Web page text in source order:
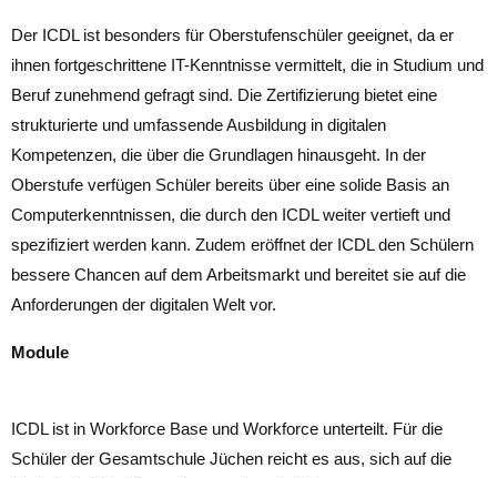
Der ICDL ist besonders für Oberstufenschüler geeignet, da er
ihnen fortgeschrittene IT-Kenntnisse vermittelt, die in Studium und
Beruf zunehmend gefragt sind. Die Zertifizierung bietet eine
strukturierte und umfassende Ausbildung in digitalen
Kompetenzen, die über die Grundlagen hinausgeht. In der
Oberstufe verfügen Schüler bereits über eine solide Basis an
Computerkenntnissen, die durch den ICDL weiter vertieft und
spezifiziert werden kann. Zudem eröffnet der ICDL den Schülern
bessere Chancen auf dem Arbeitsmarkt und bereitet sie auf die
Anforderungen der digitalen Welt vor.
Module
ICDL ist in Workforce Base und Workforce unterteilt. Für die
Schüler der Gesamtschule Jüchen reicht es aus, sich auf die